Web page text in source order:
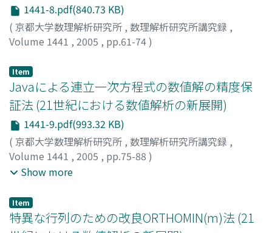
1441-8.pdf(840.73 KB)
( 京都大学数理解析研究所 , 数理解析研究所講究録 ,
Volume 1441 , 2005 , pp.61-74)
中尾, 充宏
Item
Javaによる連立一次方程式の数値解の精度保
証法 (21世紀における数値解析の新展開)
1441-9.pdf(993.32 KB)
( 京都大学数理解析研究所 , 数理解析研究所講究録 ,
Volume 1441 , 2005 , pp.75-88 )
尾崎, 克久;荻田, 武史
Shin'ichi
Show more
Item
特異な行列のための改良ORTHOMIN(m)法 (21